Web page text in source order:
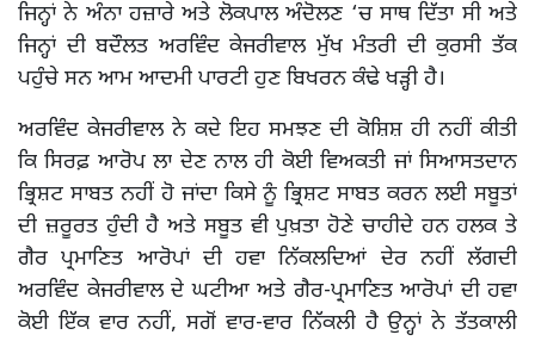
ਜਿਨ੍ਹਾਂ ਨੇ ਅੰਨਾ ਹਜ਼ਾਰੇ ਅਤੇ ਲੋਕਪਾਲ ਅੰਦੋਲਣ ‘ਚ ਸਾਥ ਦਿੱਤਾ ਸੀ ਅਤੇ
ਜਿਨ੍ਹਾਂ ਦੀ ਬਦੌਲਤ ਅਰਵਿੰਦ ਕੇਜਰੀਵਾਲ ਮੁੱਖ ਮੰਤਰੀ ਦੀ ਕੁਰਸੀ ਤੱਕ
ਪਹੁੰਚੇ ਸਨ ਆਮ ਆਦਮੀ ਪਾਰਟੀ ਹੁਣ ਬਿਖਰਨ ਕੰਢੇ ਖੜ੍ਹੀ ਹੈ।
ਅਰਵਿੰਦ ਕੇਜਰੀਵਾਲ ਨੇ ਕਦੇ ਇਹ ਸਮਝਣ ਦੀ ਕੋਸ਼ਿਸ਼ ਹੀ ਨਹੀਂ ਕੀਤੀ
ਕਿ ਸਿਰਫ਼ ਆਰੋਪ ਲਾ ਦੇਣ ਨਾਲ ਹੀ ਕੋਈ ਵਿਅਕਤੀ ਜਾਂ ਸਿਆਸਤਦਾਨ
ਭ੍ਰਿਸ਼ਟ ਸਾਬਤ ਨਹੀਂ ਹੋ ਜਾਂਦਾ ਕਿਸੇ ਨੂੰ ਭ੍ਰਿਸ਼ਟ ਸਾਬਤ ਕਰਨ ਲਈ ਸਬੂਤਾਂ
ਦੀ ਜ਼ਰੂਰਤ ਹੁੰਦੀ ਹੈ ਅਤੇ ਸਬੂਤ ਵੀ ਪੁਖ਼ਤਾ ਹੋਣੇ ਚਾਹੀਦੇ ਹਨ ਹਲਕ ਤੇ
ਗੈਰ ਪ੍ਰਮਾਣਿਤ ਆਰੋਪਾਂ ਦੀ ਹਵਾ ਨਿੱਕਲਦਿਆਂ ਦੇਰ ਨਹੀਂ ਲੱਗਦੀ
ਅਰਵਿੰਦ ਕੇਜਰੀਵਾਲ ਦੇ ਘਟੀਆ ਅਤੇ ਗੈਰ-ਪ੍ਰਮਾਣਿਤ ਆਰੋਪਾਂ ਦੀ ਹਵਾ
ਕੋਈ ਇੱਕ ਵਾਰ ਨਹੀਂ, ਸਗੋਂ ਵਾਰ-ਵਾਰ ਨਿੱਕਲੀ ਹੈ ਉਨ੍ਹਾਂ ਨੇ ਤੱਤਕਾਲੀ